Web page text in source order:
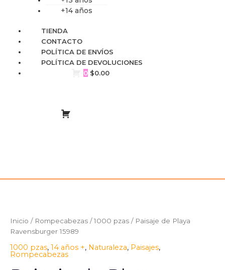
+14 años
TIENDA
CONTACTO
POLÍTICA DE ENVÍOS
POLÍTICA DE DEVOLUCIONES
0 $0.00
Inicio / Rompecabezas /1000 pzas / Paisaje de Playa
Ravensburger 15989
1000 pzas, 14 años +, Naturaleza, Paisajes,
Rompecabezas